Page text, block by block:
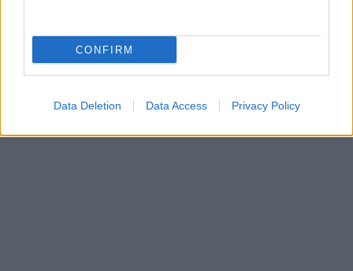
CONFIRM
Data Deletion Data Access Privacy Policy
Τουρισμού και του Πολιτισμού. Με μεγάλο
ενδιαφέρον, εξάλλου, αναμένονται οι δηλώσεις των
δύο ηγετών, που θα κλείσουν τις εργασίες του
Ανώτατου Συμβουλίου Συνεργασίας Ελλάδος –